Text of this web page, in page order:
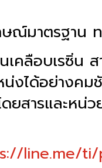
ณ์มาตรฐาน
เคลือบเรซิ่น
งได้อย่างคม
ยสารและหน่
line.me/